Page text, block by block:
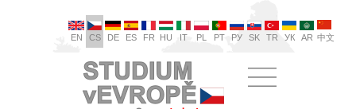
EN CS DE ES FR HU IT PL PT РУ SK TR УК AR 中文